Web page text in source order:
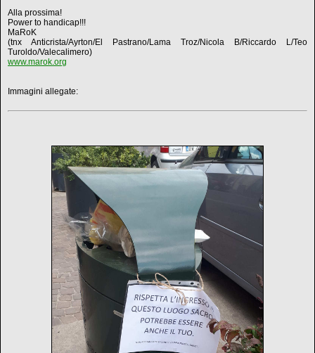
Alla prossima!
Power to handicap!!!
MaRoK
(tnx Anticrista/Ayrton/El Pastrano/Lama Troz/Nicola B/Riccardo L/Teo
Turoldo/Valecalimero)
www.marok.org
Immagini allegate: